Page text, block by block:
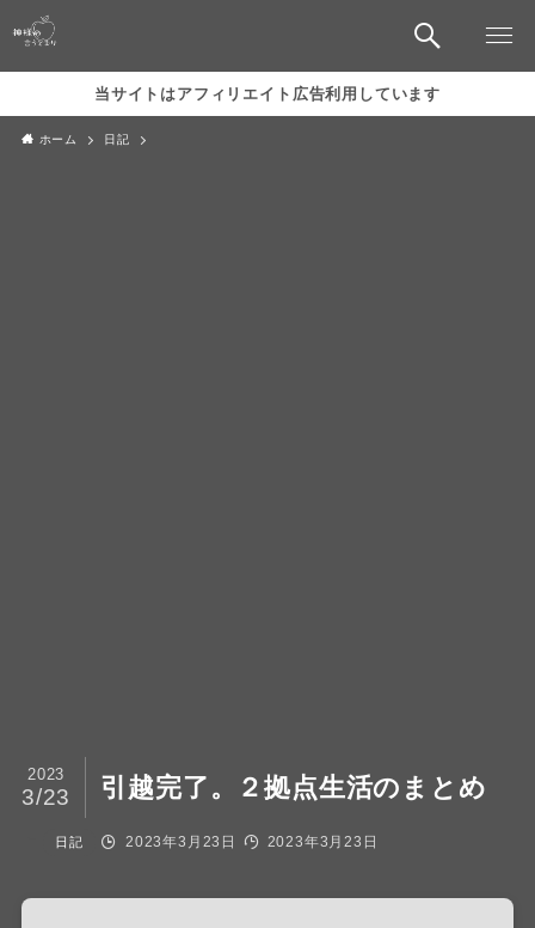
当サイトはアフィリエイト広告利用しています
ホーム 日記
引越完了。２拠点生活のまとめ
2023
3/23
日記 2023年3月23日 2023年3月23日